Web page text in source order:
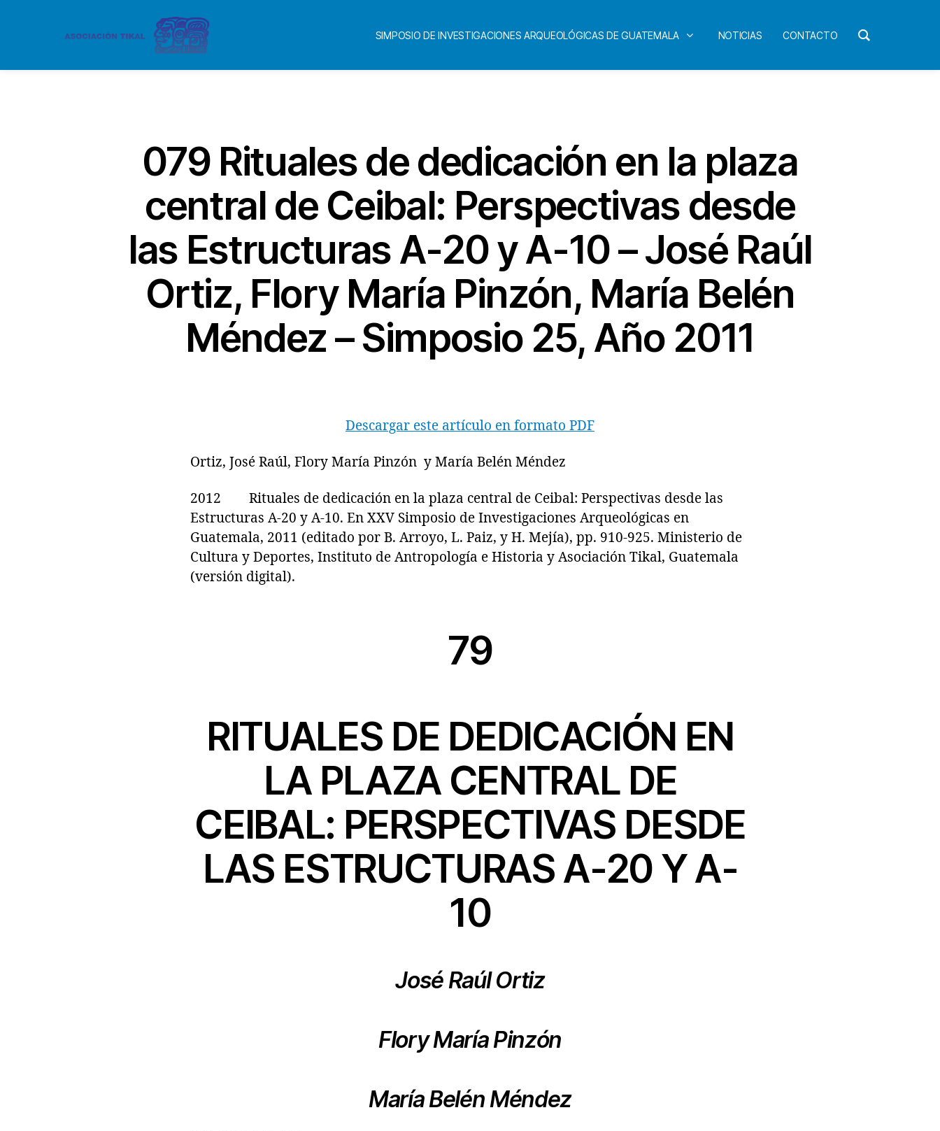
SIMPOSIO DE INVESTIGACIONES ARQUEOLÓGICAS DE GUATEMALA NOTICIAS CONTACTO
079 Rituales de dedicación en la plaza
central de Ceibal: Perspectivas desde
las Estructuras A-20 y A-10 – José Raúl
Ortiz, Flory María Pinzón, María Belén
Méndez – Simposio 25, Año 2011
Descargar este artículo en formato PDF
Ortiz, José Raúl, Flory María Pinzón y María Belén Méndez
2012 Rituales de dedicación en la plaza central de Ceibal: Perspectivas desde las
Estructuras A-20 y A-10. En XXV Simposio de Investigaciones Arqueológicas en
Guatemala, 2011 (editado por B. Arroyo, L. Paiz, y H. Mejía), pp. 910-925. Ministerio de
Cultura y Deportes, Instituto de Antropología e Historia y Asociación Tikal, Guatemala
(versión digital).
79
RITUALES DE DEDICACIÓN EN
LA PLAZA CENTRAL DE
CEIBAL: PERSPECTIVAS DESDE
LAS ESTRUCTURAS A-20 Y A-
10
José Raúl Ortiz
Flory María Pinzón
María Belén Méndez